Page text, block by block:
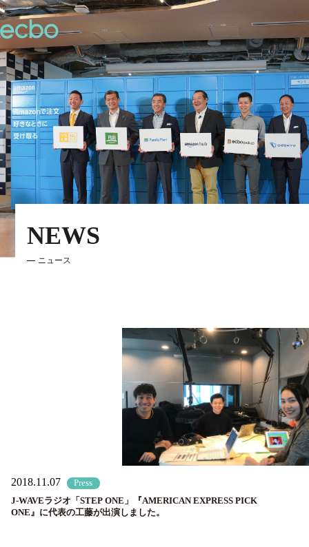
NEWS
ニュース
2018.11.07
Press
J-WAVEラジオ「STEP ONE」『AMERICAN EXPRESS PICK
ONE』に代表の工藤が出演しました。